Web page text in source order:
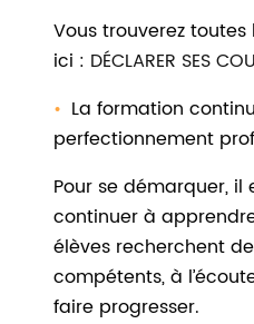
Vous trouverez
ici : DÉCLARER SES
La formation
perfectionnement
Pour se démarquer, il
continuer à
élèves recherchent
compétents, à
faire progresser.